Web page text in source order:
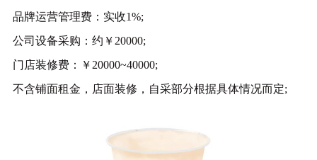
品牌运营管理费：实收1%;
公司设备采购：约￥20000;
门店装修费：￥20000~40000;
不含铺面租金，店面装修，自采部分根据具体情况而定;